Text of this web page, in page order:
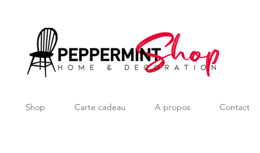
Shop Carte cadeau A propos Contact